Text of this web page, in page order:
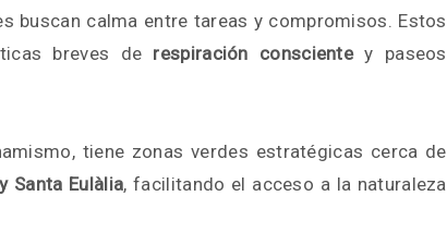
buscan calma entre tareas y compromisos. Estos
breves de respiración conscientey paseos
tiene zonas verdes estratégicas cerca de
Santa Eulàlia, facilitando el acceso a la naturaleza